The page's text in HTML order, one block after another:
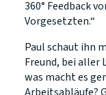
360° Feedback
Vorgesetzten.“
Paul schaut ihn
Freund, bei aller
was macht es